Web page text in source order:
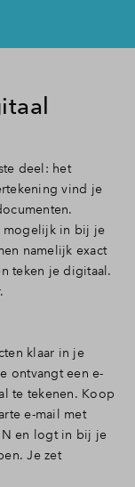
deel: het
vind je
mogelijk in bij je
namelijk exact
teken je digitaal.
klaar in je
ontvangt een e-
te tekenen. Koop
e-mail met
en logt in bij je
Je zet